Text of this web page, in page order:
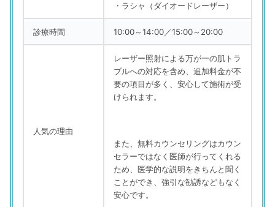
・ラシャ（ダイオードレーザー）
診療時間 10:00～14:00／15:00～20:00
人気の理由
レーザー照射による万が一の肌トラ
ブルへの対応を含め、追加料金が不
要の項目が多く、安心して施術が受
けられます。
また、無料カウンセリングはカウン
セラーではなく医師が行ってくれる
ため、医学的な説明をきちんと聞く
ことができ、強引な勧誘などもなく
安心です。